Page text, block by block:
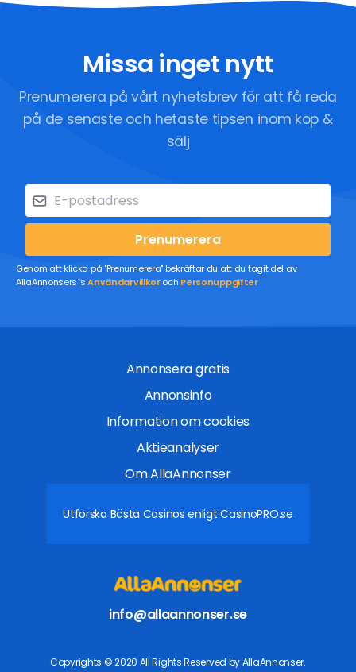
Missa inget nytt
Prenumerera på vårt nyhetsbrev för att få reda
på de senaste och hetaste tipsen inom köp &
sälj
Prenumerera
Genom att klicka på "Prenumerera" bekräftar du att du tagit del av
AllaAnnonsers´sAnvändarvillkoroch Personuppgifter
Annonsera gratis
Annonsinfo
Information om cookies
Aktieanalyser
Om AllaAnnonser
Utforska Bästa Casinos enligtCasinoPRO.se
info@allaannonser.se
Copyrights © 2020 All Rights Reserved by AllaAnnonser.